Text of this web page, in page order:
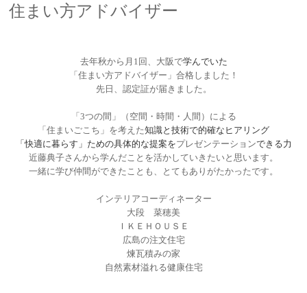
住まい方アドバイザー
去年秋から月 1 回、大阪で学んでいた
「住まい方アドバイザー」合格しました！
先日、認定証が届きました。
「3つの間」（空間・時間・人間）による
「住まいごこち」を考えた知識と技術で的確なヒアリング
「快適に暮らす」ための具体的な提案をプレゼンテーションできる力
近藤典子さんから学んだことを活かしていきたいと思います。
一緒に学び仲間ができたことも、とてもありがたかったです。
インテリアコーディネーター
大段 菜穂美
ＩＫＥＨＯＵＳＥ
広島の注文住宅
煉瓦積みの家
自然素材溢れる健康住宅